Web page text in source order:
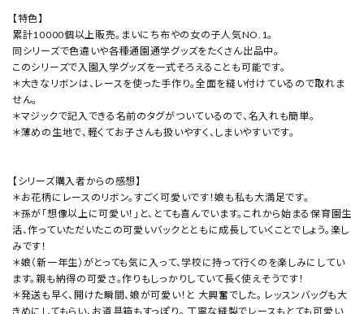
【特色】
累計10000個以上販売。まいにち布やの女の子人気NO.1。
同シリーズで色違いや各種通園通学グッズをたくさん出品中。
このシリーズで入園入学グッズを一式そろえることも可能です。
＊大きなリボンは、レースを使った手作り。全面を縫い付けているので取れま
せん。
＊マジックで記入できる名前のタグがついているので、名入れも簡単。
＊薄めの生地で、軽くてお子さんも扱いやすく、しまいやすいです。
【シリーズ購入者からの感想】
＊お花柄にレースのリボン。すごく可愛いです！娘も私も大満足です。
＊孫が「想像以上に可愛い！」と、とても喜んでいます。これから始まる保育園生
活、作っていただいたこの可愛いバックとともに成長していくことでしょう。楽し
みです！
＊娘（新一年生）がとっても気に入って、学校に持って行くのを楽しみにしてい
ます。親も納得の可愛さ。作りもしっかりしていて長く使えそうです！
＊発送も早く、開けた瞬間、娘が可愛い！と 大興奮でした。 レッスンバッグも大
きめにしてもらい、お道具箱もすっぽり。 丁寧な縫製でレースもとても可愛い